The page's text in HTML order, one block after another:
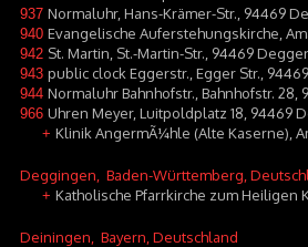
937 Normaluhr, Hans-Krämer-Str., 94469
940 Evangelische Auferstehungskirche,
942 St. Martin, St.-Martin-Str., 94469
943 public clock Eggerstr., Egger Str.,
944 Normaluhr Bahnhofstr., Bahnhofstr.
966 Uhren Meyer, Luitpoldplatz 18, 94469
+ Klinik AngermÃ¼hle (Alte Kaserne),
Deggingen , Baden-Württemberg,
+ Katholische Pfarrkirche zum Heiligen
Deiningen , Bayern, Deutschland